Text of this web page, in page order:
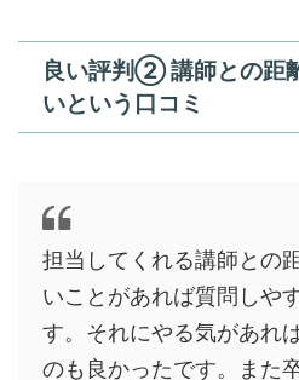
良い評判② 講師との距
いという口コミ
担当してくれる講師との
いことがあれば質問しや
す。それにやる気があれ
のも良かったです。また